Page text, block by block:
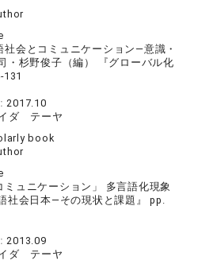
社会とコミュニケーション―意識・
・杉野俊子（編） 『グローバル化
131
2017.10
ダ テーヤ
book
ミュニケーション」 多言語化現象
社会日本―その現状と課題』 pp.
2013.09
ダ テーヤ